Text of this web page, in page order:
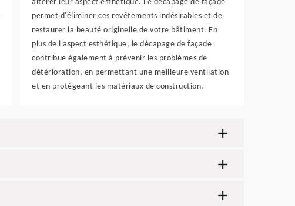
altérer leur aspect esthétique. Le décapage de façade
permet d'éliminer ces revêtements indésirables et de
restaurer la beauté originelle de votre bâtiment. En
plus de l'aspect esthétique, le décapage de façade
contribue également à prévenir les problèmes de
détérioration, en permettant une meilleure ventilation
et en protégeant les matériaux de construction.